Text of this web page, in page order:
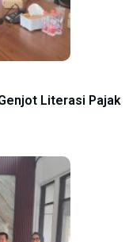
Literasi Pajak